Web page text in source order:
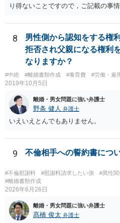
り得ないことですので，ご記載の事
せずに続いていることも，いずれも
士の考え方によります。
8
男性側から認知をする権
拒否され父親になる権利
なりますか？
#中絶 #離婚書類作成 #養育費 #労働・雇
2019年10月5日
離婚・男女問題に強い弁護士
野条 健人 弁護士
いえいえとんでもありません。
9 不倫相手への誓約書につ
#不倫慰謝料 #慰謝料請求したい側 #異性
#離婚書類作成
2026年6月26日
離婚・男女問題に強い弁護士
髙橋 俊太 弁護士